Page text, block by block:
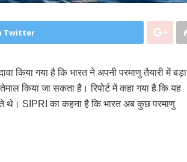
Twitter
किया गया है कि भारत ने अपनी परमाणु तैयारी में बड़ा
किया जा सकता है। रिपोर्ट में कहा गया है कि यह
थे। SIPRI का कहना है कि भारत अब कुछ परमाणु